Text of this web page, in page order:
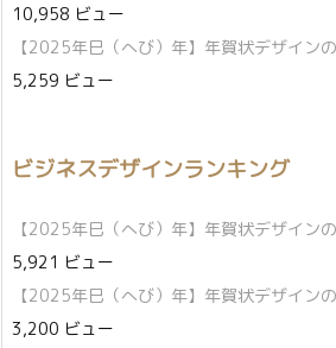
10,958 ビュー
【2025年巳（へび）年】年賀状デザイン
5,259 ビュー
ビジネスデザインランキング
【2025年巳（へび）年】年賀状デザイン
5,921 ビュー
【2025年巳（へび）年】年賀状デザイン
3,200 ビュー